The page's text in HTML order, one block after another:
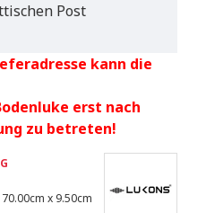
Post
kann die
erst nach
zu betreten!
x 9.50cm